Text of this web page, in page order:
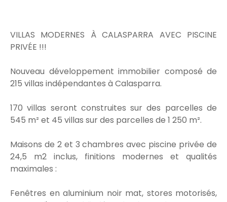
VILLAS MODERNES À CALASPARRA AVEC PISCINE
PRIVÉE !!!
Nouveau développement immobilier composé de
215 villas indépendantes à Calasparra.
170 villas seront construites sur des parcelles de
545 m² et 45 villas sur des parcelles de 1 250 m².
Maisons de 2 et 3 chambres avec piscine privée de
24,5 m2 inclus, finitions modernes et qualités
maximales :
Fenêtres en aluminium noir mat, stores motorisés,